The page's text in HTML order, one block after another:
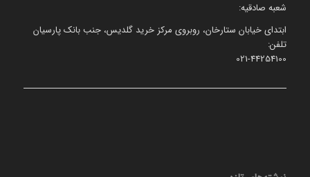
شعبه صادقیه:
ابتدای خیابان ستارخان، روبروی مرکز خرید گلدیس، جنب بانک پارسیان
تلفن:
021-44254100